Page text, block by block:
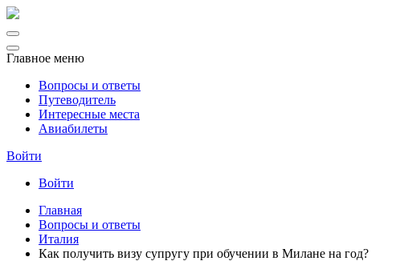
Главное меню
Вопросы и ответы
Путеводитель
Интересные места
Авиабилеты
Войти
Войти
Главная
Вопросы и ответы
Италия
Как получить визу супругу при обучении в Милане на год?